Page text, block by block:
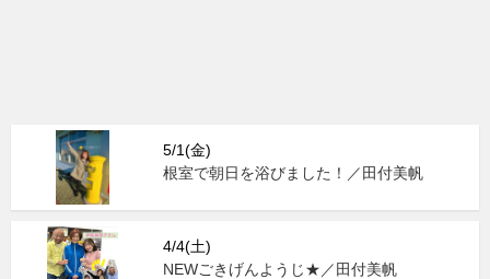
5/1(金)
根室で朝日を浴びました！／田付美帆
4/4(土)
NEWごきげんようじ★／田付美帆